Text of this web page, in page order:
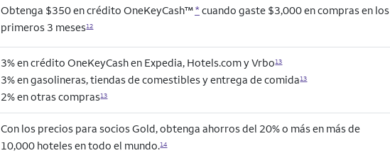
Obtenga $350 en crédito OneKeyCash™* cuando gaste $3,000 en compras en los
primeros 3 meses12
3% en crédito OneKeyCash en Expedia, Hotels.com y Vrbo13
3% en gasolineras, tiendas de comestibles y entrega de comida13
2% en otras compras13
Con los precios para socios Gold, obtenga ahorros del 20% o más en más de
10,000 hoteles en todo el mundo.14